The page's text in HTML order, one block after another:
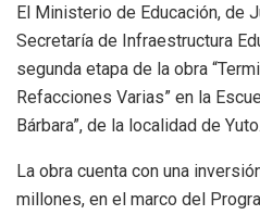
El Ministerio de Educación, de
Secretaría de Infraestructura
segunda etapa de la obra
Refacciones Varias” en la
Bárbara”, de la localidad de Yuto.
La obra cuenta con una
millones, en el marco del